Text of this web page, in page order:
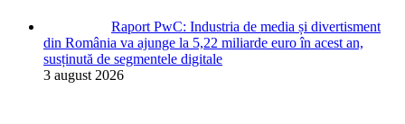
Raport PwC: Industria de media și divertisment
din România va ajunge la 5,22 miliarde euro în acest an,
susținută de segmentele digitale
3 august 2026